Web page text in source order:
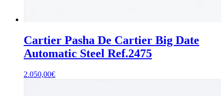
Cartier Pasha De Cartier Big Date
Automatic Steel Ref.2475
2.050,00€